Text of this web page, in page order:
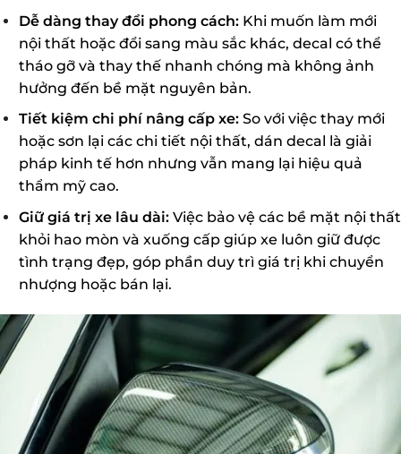
Dễ dàng thay đổi phong cách:Khi muốn làm mới
nội thất hoặc đổi sang màu sắc khác, decal có thể
tháo gỡ và thay thế nhanh chóng mà không ảnh
hưởng đến bề mặt nguyên bản.
Tiết kiệm chi phí nâng cấp xe:So với việc thay mới
hoặc sơn lại các chi tiết nội thất, dán decal là giải
pháp kinh tế hơn nhưng vẫn mang lại hiệu quả
thẩm mỹ cao.
Giữ giá trị xe lâu dài:Việc bảo vệ các bề mặt nội thất
khỏi hao mòn và xuống cấp giúp xe luôn giữ được
tình trạng đẹp, góp phần duy trì giá trị khi chuyển
nhượng hoặc bán lại.